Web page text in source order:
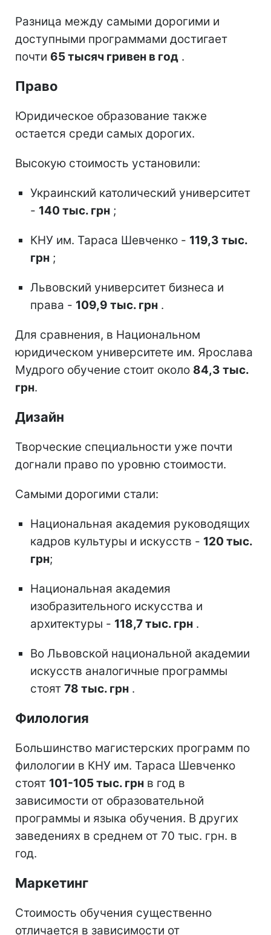
Разница между самыми дорогими и
доступными программами достигает
почти 65 тысяч гривен в год .
Право
Юридическое образование также
остается среди самых дорогих.
Высокую стоимость установили:
Украинский католический университет
- 140 тыс. грн ;
КНУ им. Тараса Шевченко - 119,3 тыс.
грн ;
Львовский университет бизнеса и
права - 109,9 тыс. грн .
Для сравнения, в Национальном
юридическом университете им. Ярослава
Мудрого обучение стоит около 84,3 тыс.
грн.
Дизайн
Творческие специальности уже почти
догнали право по уровню стоимости.
Самыми дорогими стали:
Национальная академия руководящих
кадров культуры и искусств - 120 тыс.
грн;
Национальная академия
изобразительного искусства и
архитектуры - 118,7 тыс. грн .
Во Львовской национальной академии
искусств аналогичные программы
стоят 78 тыс. грн .
Филология
Большинство магистерских программ по
филологии в КНУ им. Тараса Шевченко
стоят 101-105 тыс. грн в год в
зависимости от образовательной
программы и языка обучения. В других
заведениях в среднем от 70 тыс. грн. в
год.
Маркетинг
Стоимость обучения существенно
отличается в зависимости от